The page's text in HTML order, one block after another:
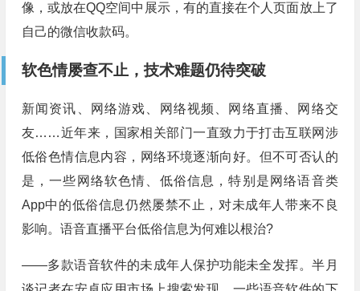
像，或放在QQ空间中展示，有的直接在个人页面放上了
自己的微信收款码。
软色情屡查不止，技术难题仍待突破
新闻资讯、网络游戏、网络视频、网络直播、网络交
友……近年来，国家相关部门一直致力于打击互联网涉
低俗色情信息内容，网络环境逐渐向好。但不可否认的
是，一些网络软色情、低俗信息，特别是网络语音类
App中的低俗信息仍然屡禁不止，对未成年人带来不良
影响。语音直播平台低俗信息为何难以根治?
——多款语音软件的未成年人保护功能未全发挥。半月